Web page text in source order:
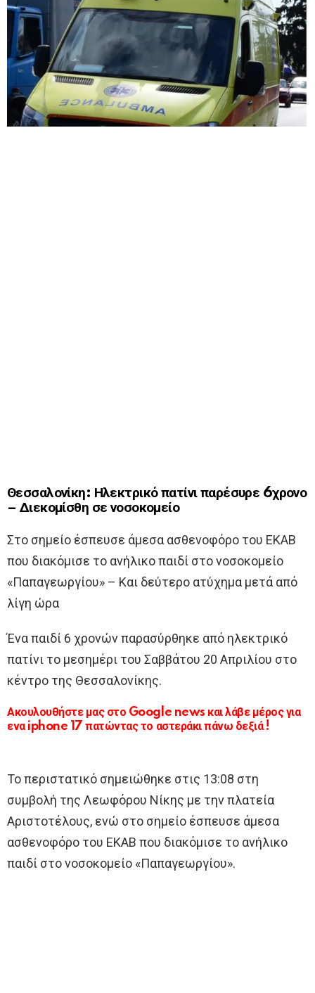
Θεσσαλονίκη: Ηλεκτρικό πατίνι παρέσυρε 6χρονο
– Διεκομίσθη σε νοσοκομείο
Στο σημείο έσπευσε άμεσα ασθενοφόρο του ΕΚΑΒ
που διακόμισε το ανήλικο παιδί στο νοσοκομείο
«Παπαγεωργίου» – Και δεύτερο ατύχημα μετά από
λίγη ώρα
Ένα παιδί 6 χρονών παρασύρθηκε από ηλεκτρικό
πατίνι το μεσημέρι του Σαββάτου 20 Απριλίου στο
κέντρο της Θεσσαλονίκης.
Ακουλουθήστε μας στο Google news και λάβε μέρος για
ενα iphone 17 πατώντας το αστεράκι πάνω δεξιά !
Το περιστατικό σημειώθηκε στις 13:08 στη
συμβολή της Λεωφόρου Νίκης με την πλατεία
Αριστοτέλους, ενώ στο σημείο έσπευσε άμεσα
ασθενοφόρο του ΕΚΑΒ που διακόμισε το ανήλικο
παιδί στο νοσοκομείο «Παπαγεωργίου».